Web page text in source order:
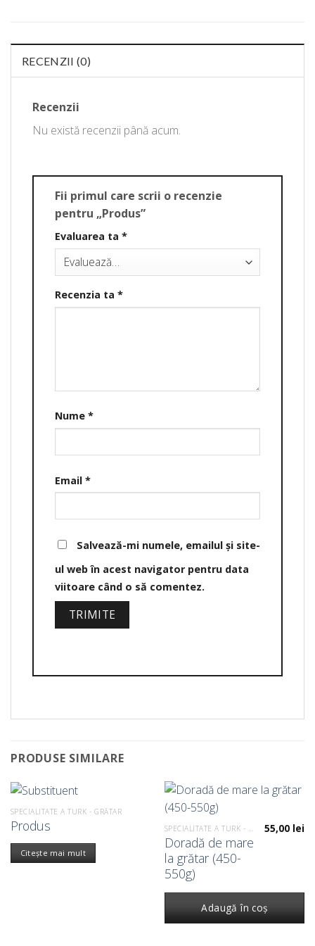
RECENZII (0)
Recenzii
Nu există recenzii până acum.
Fii primul care scrii o recenzie
pentru „Produs”
Evaluarea ta *
Recenzia ta *
Nume *
Email *
Salvează-mi numele, emailul și site-
ul web în acest navigator pentru data
viitoare când o să comentez.
PRODUSE SIMILARE
SPECIALITATE A TURK - GRĂTAR
Produs
Citește mai mult
Doradă de mare
la grătar (450-
550g)
55,00 lei
Adaugă în coș